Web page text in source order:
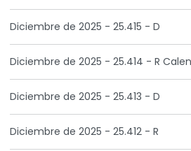
Diciembre de 2025 - 25.415 - D
Diciembre de 2025 - 25.414 - R
Diciembre de 2025 - 25.413 - D
Diciembre de 2025 - 25.412 - R